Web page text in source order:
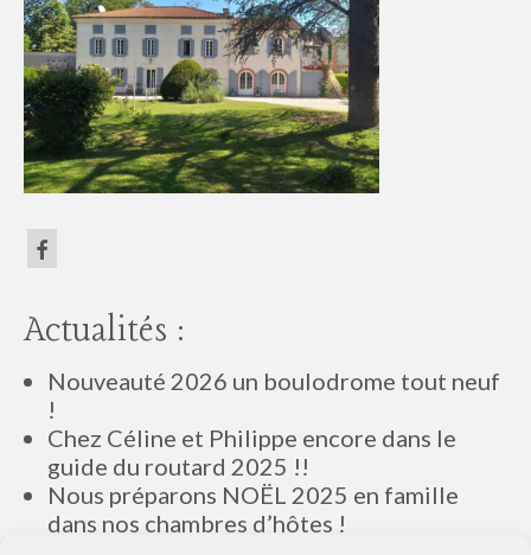
Actualités :
Nouveauté 2026 un boulodrome tout neuf
!
Chez Céline et Philippe encore dans le
guide du routard 2025 !!
Nous préparons NOËL 2025 en famille
dans nos chambres d’hôtes !